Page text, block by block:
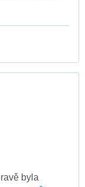
byla